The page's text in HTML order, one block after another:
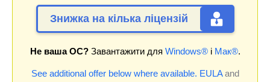
Знижка на кілька ліцензій
Не ваша ОС?Завантажити для Windows®і Мак®.
See additional offer below where available. EULAand